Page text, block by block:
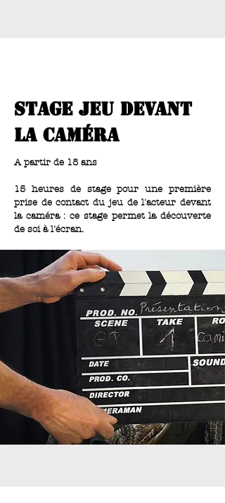
stage jeu devant
la caméra
A partir de 18 ans
15 heures de stage pour une première
prise de contact du jeu de l'acteur devant
la caméra : ce stage permet la découverte
de soi à l'écran.